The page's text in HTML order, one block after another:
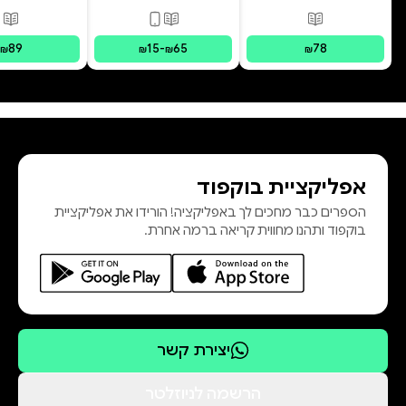
פורמטים זמינים מודפס
₪78
פורמטים זמינים
מודפס,
₪15-₪65
₪89
אפליקציית בוקפוד
הספרים כבר מחכים לך באפליקציה! הורידו את אפליקציית
בוקפוד ותהנו מחווית קריאה ברמה אחרת.
יצירת קשר